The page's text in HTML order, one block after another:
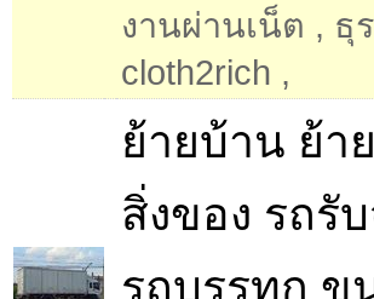
งานผ่านเน็ต , ธุ
cloth2rich ,
ย้ายบ้าน ย้
สิ่งของ รถรั
รถบรรทุก ข